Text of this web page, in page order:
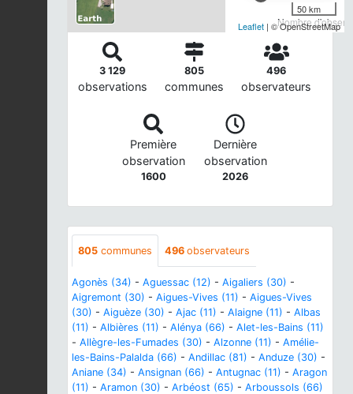
Nombre
50 km
Leaflet | © OpenStreetMap
3 129
observations
805
communes
496
observateurs
Première
observation
1600
Dernière
observation
2026
805 communes 496 observateurs
Agonès (34) - Aguessac (12) - Aigaliers (30) -
Aigremont (30) - Aigues-Vives (11) - Aigues-Vives
(30) - Aiguèze (30) - Ajac (11) - Alaigne (11) - Albas
(11) - Albières (11) - Alénya (66) - Alet-les-Bains (11)
- Allègre-les-Fumades (30) - Alzonne (11) - Amélie-
les-Bains-Palalda (66) - Andillac (81) - Anduze (30) -
Aniane (34) - Ansignan (66) - Antugnac (11) - Aragon
(11) - Aramon (30) - Arbéost (65) - Arboussols (66)